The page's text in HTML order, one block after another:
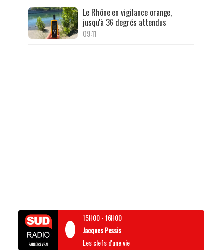
Le Rhône en vigilance orange,
jusqu'à 36 degrés attendus
09:11
15H00-16H00
Jacques Pessis
Les clefs d'une vie